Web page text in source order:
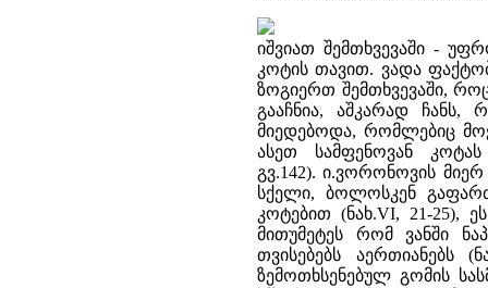
იშვიათ შემთხვევაში -
კოტის თავით. ვადა
ზოგიერთ შემთხვევაში,
გააჩნია, აშკარად
მიედებოდა, რომლებიც
ასეთ სამფენოვან
გვ.142). ი.ვორონოვის
სქელი, ბოლოსკენ
კოტებით (ნახ.VI, 21-25),
მითუმეტეს რომ ვანში
თვისებებს აერთიანებს
ზემოთხსენებულ გომის